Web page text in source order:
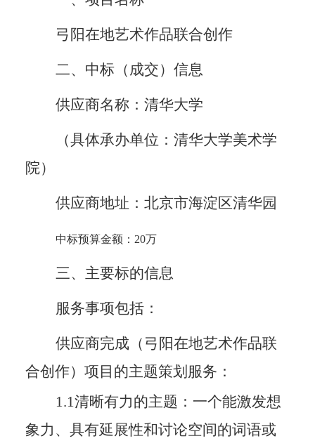
弓阳在地艺术作品联合创作
二、中标（成交）信息
供应商名称： 清华大学
（具体承办单位：清华大学美术学
院）
供应商地址： 北京市海淀区清华园
中标预算金额： 20万
三、主要标的信息
服务事项包括：
供应商完成（弓阳在地艺术作品联
合创作）项目的主题策划服务：
1.1清晰有力的主题：一个能激发想
象力、具有延展性和讨论空间的词语或